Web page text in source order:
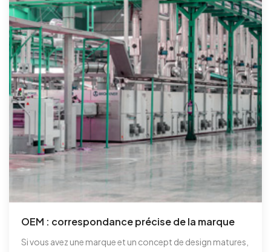
OEM : correspondance précise de la marque
Si vous avez une marque et un concept de design matures,